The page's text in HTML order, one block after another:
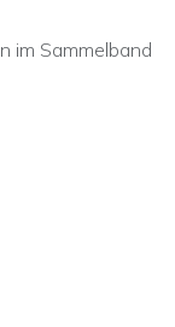
im Sammelband